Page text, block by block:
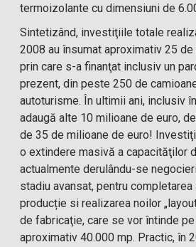
termoizolante cu dimensiuni de
Sintetizând, investiţiile totale
2008 au însumat aproximativ 25
prin care s-a finanţat inclusiv un
prezent, din peste 250 de
autoturisme. În ultimii ani, inclusiv
adaugă alte 10 milioane de euro,
de 35 de milioane de euro!
o extindere masivă a capacităţilor
actualmente derulându-se
stadiu avansat, pentru
producție si realizarea noilor
de fabricaţie, care se vor întinde
aproximativ 40.000 mp. Practic, în